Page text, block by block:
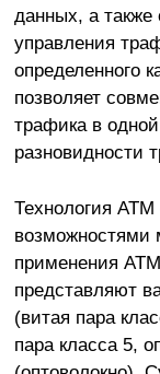
данных, а
управления
определенного
позволяет
трафика в
разновидности
Технология
возможностями
применения
представляют
(витая пара
пара класса 5,